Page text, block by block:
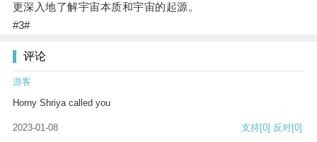
更深入地了解宇宙本质和宇宙的起源。
#3#
评论
游客
Horny Shriya called you
2023-01-08 支持[0] 反对[0]